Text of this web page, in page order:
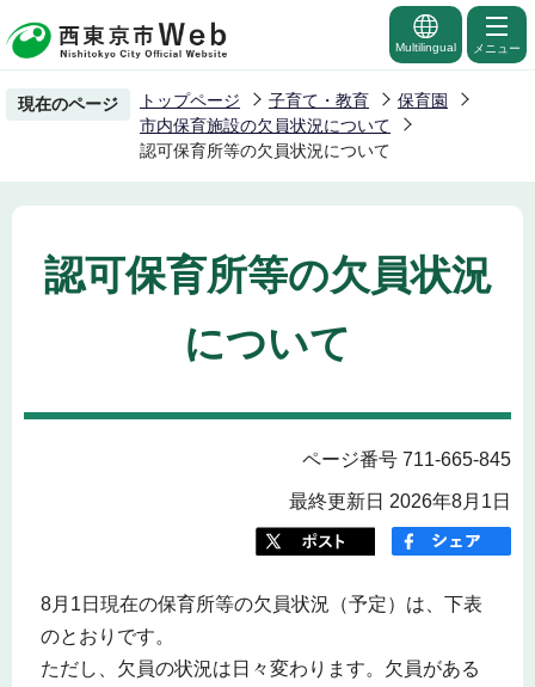
の
ー
の
先
Multilingual メニュー
現在のページ トップページ 子育て・教育
保育園
市内保育施設の欠員状況について
認可保育所等の欠員状況について
認可保育所等の欠員状況
について
ページ番号 711-665-845
最終更新日 2026年8月1日
8月1日現在の保育所等の欠員状況（予定）は、下表
のとおりです。
ただし、欠員の状況は日々変わります。欠員がある